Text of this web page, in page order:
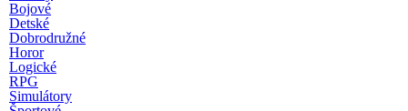
Bojové
Detské
Dobrodružné
Horor
Logické
RPG
Simulátory